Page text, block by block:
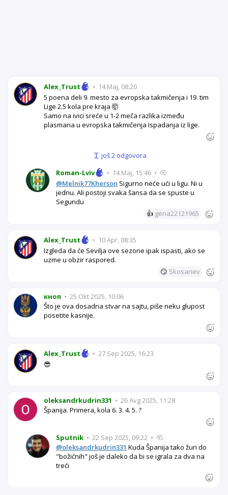
Alex_Trust • 14 Maj, 08:20
5 poena deli 9. mesto za evropska takmičenja i 19. tim
Lige 2.5 kola pre kraja 🤯
Samo na ivici sreće u 1-2 meča razlika između
plasmana u evropska takmičenja Ispadanja iz lige.
još 2 odgovora
Roman-Lviv
• 14 Maj, 15:46 •
@Melnik77Kherson Sigurno neće ući u ligu. Ni u
jednu. Ali postoji svaka šansa da se spuste u
Segundu
👍 gena22121965
Alex_Trust • 10 Apr, 08:35
Izgleda da će Sevilja ove sezone ipak ispasti, ako se
uzme u obzir raspored.
😏 Skosariev
кноп • 25 Okt 2025, 10:06
Što je ova dosadna stvar na sajtu, piše neku glupost
posetite kasnije.
Alex_Trust • 27 Sep 2025, 16:23
😎
oleksandrkudrin331 • 26 Avg 2025, 11:28
Španija. Primera, kola 6. 3. 4. 5. ?
Sputnik • 22 Sep 2025, 09:22 •
@oleksandrkudrin331 Kuda Španija tako žuri do
"božićnih" još je daleko da bi se igrala za dva na
treći